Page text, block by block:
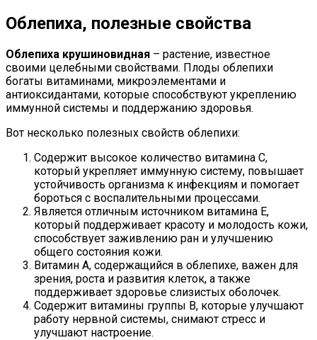
Облепиха, полезные свойства
Облепиха крушиновидная – растение, известное
своими целебными свойствами. Плоды облепихи
богаты витаминами, микроэлементами и
антиоксидантами, которые способствуют укреплению
иммунной системы и поддержанию здоровья.
Вот несколько полезных свойств облепихи:
Содержит высокое количество витамина C,
который укрепляет иммунную систему, повышает
устойчивость организма к инфекциям и помогает
бороться с воспалительными процессами.
Является отличным источником витамина Е,
который поддерживает красоту и молодость кожи,
способствует заживлению ран и улучшению
общего состояния кожи.
Витамин A, содержащийся в облепихе, важен для
зрения, роста и развития клеток, а также
поддерживает здоровье слизистых оболочек.
Содержит витамины группы В, которые улучшают
работу нервной системы, снимают стресс и
улучшают настроение.